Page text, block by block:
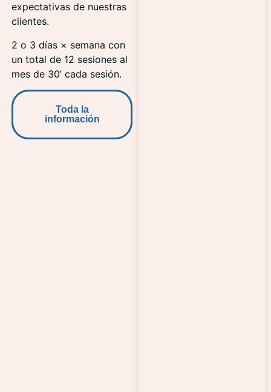
expectativas de nuestras
clientes.
2 o 3 días × semana con
un total de 12 sesiones al
mes de 30’ cada sesión.
Toda la
información